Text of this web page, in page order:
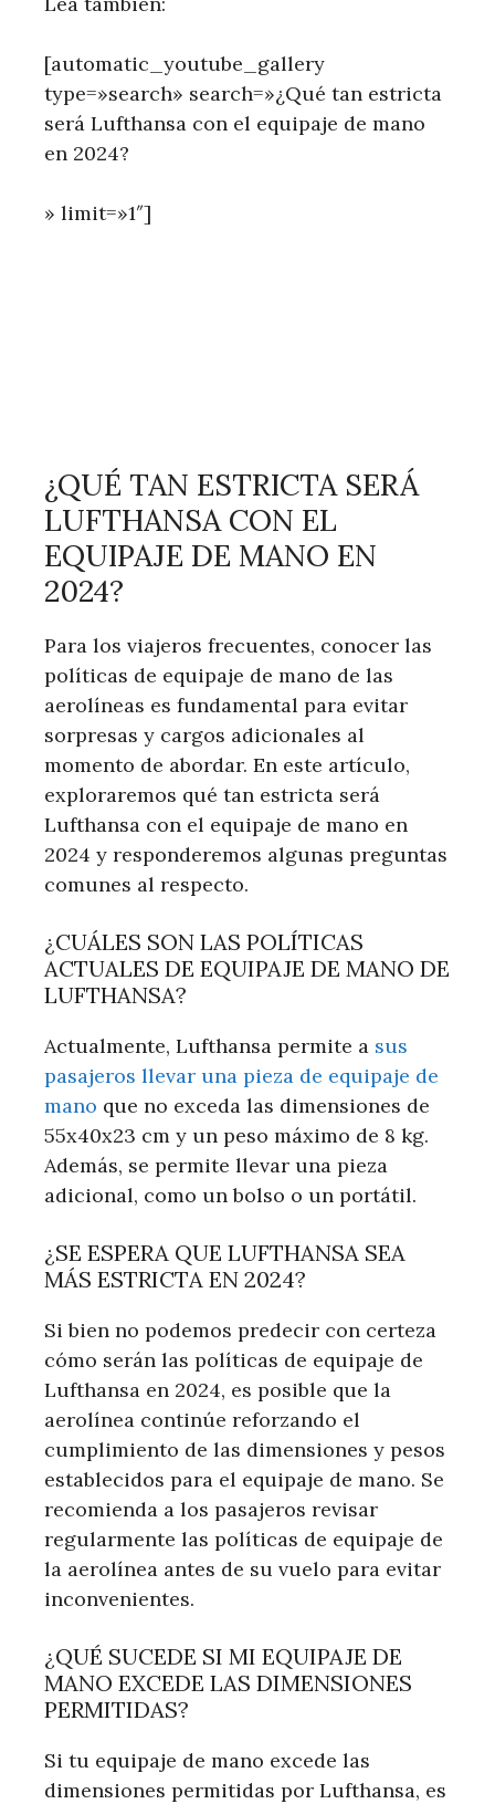
[automatic_youtube_gallery
type=»search» search=»¿Qué tan estricta
será Lufthansa con el equipaje de mano
en 2024?
» limit=»1″]
¿QUÉ TAN ESTRICTA SERÁ
LUFTHANSA CON EL
EQUIPAJE DE MANO EN
2024?
Para los viajeros frecuentes, conocer las
políticas de equipaje de mano de las
aerolíneas es fundamental para evitar
sorpresas y cargos adicionales al
momento de abordar. En este artículo,
exploraremos qué tan estricta será
Lufthansa con el equipaje de mano en
2024 y responderemos algunas preguntas
comunes al respecto.
¿CUÁLES SON LAS POLÍTICAS
ACTUALES DE EQUIPAJE DE MANO DE
LUFTHANSA?
Actualmente, Lufthansa permite a sus
pasajeros llevar una pieza de equipaje de
mano que no exceda las dimensiones de
55x40x23 cm y un peso máximo de 8 kg.
Además, se permite llevar una pieza
adicional, como un bolso o un portátil.
¿SE ESPERA QUE LUFTHANSA SEA
MÁS ESTRICTA EN 2024?
Si bien no podemos predecir con certeza
cómo serán las políticas de equipaje de
Lufthansa en 2024, es posible que la
aerolínea continúe reforzando el
cumplimiento de las dimensiones y pesos
establecidos para el equipaje de mano. Se
recomienda a los pasajeros revisar
regularmente las políticas de equipaje de
la aerolínea antes de su vuelo para evitar
inconvenientes.
¿QUÉ SUCEDE SI MI EQUIPAJE DE
MANO EXCEDE LAS DIMENSIONES
PERMITIDAS?
Si tu equipaje de mano excede las
dimensiones permitidas por Lufthansa, es